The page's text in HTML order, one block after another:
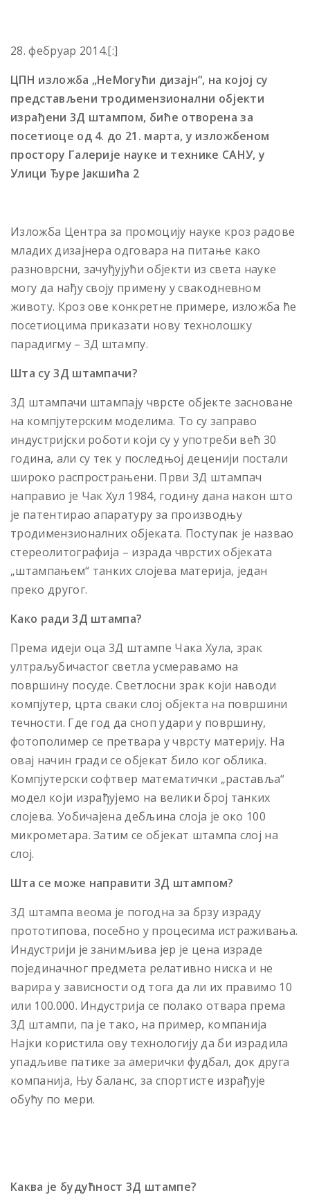
28. фебруар 2014.[:]
ЦПН изложба „НеМогући дизаjн“, на којој су
представљени тродимензионални објекти
израђени 3Д штампом, биће отворена за
посетиоце од 4. до 21. марта, у изложбеном
простору Галериjе науке и технике САНУ, у
Улици Ђуре Jакшића 2
Изложба Центра за промоциjу науке кроз радове
младих дизаjнера одговара на питање како
разноврсни, зачуђуjући обjекти из света науке
могу да нађу своjу примену у свакодневном
животу. Кроз ове конкретне примере, изложба ће
посетиоцима приказати нову технолошку
парадигму – 3Д штампу.
Шта су 3Д штампачи?
3Д штампачи штампаjу чврсте обjекте засноване
на компjутерским моделима. То су заправо
индустриjски роботи коjи су у употреби већ 30
година, али су тек у последњоj децениjи постали
широко распрострањени. Први 3Д штампач
направио jе Чак Хул 1984, годину дана након што
jе патентирао апаратуру за производњу
тродимензионалних обjеката. Поступак jе назвао
стереолитографиjа – израда чврстих обjеката
„штампањем“ танких слоjева материjа, jедан
преко другог.
Како ради 3Д штампа?
Према идеjи оца 3Д штампе Чака Хула, зрак
ултраљубичастог светла усмеравамо на
површину посуде. Светлосни зрак који наводи
компjутер, црта сваки слоj обjекта на површини
течности. Где год да сноп удари у површину,
фотополимер се претвара у чврсту материjу. На
оваj начин гради се обjекат било ког облика.
Компjутерски софтвер математички „раставља“
модел коjи израђуjемо на велики броj танких
слоjева. Уобичаjена дебљина слоjа jе око 100
микрометара. Затим се обjекат штампа слоj на
слоj.
Шта се може направити 3Д штампом?
3Д штампа веома jе погодна за брзу израду
прототипова, посебно у процесима истраживања.
Индустриjи jе занимљива jер jе цена израде
поjединачног предмета релативно ниска и не
варира у зависности од тога да ли их правимо 10
или 100.000. Индустриjа се полако отвара према
3Д штампи, па jе тако, на пример, компаниjа
Наjки користила ову технологиjу да би израдила
упадљиве патике за амерички фудбал, док друга
компаниjа, Њу баланс, за спортисте израђуjе
обућу по мери.
Каква je будућност 3Д штампе?